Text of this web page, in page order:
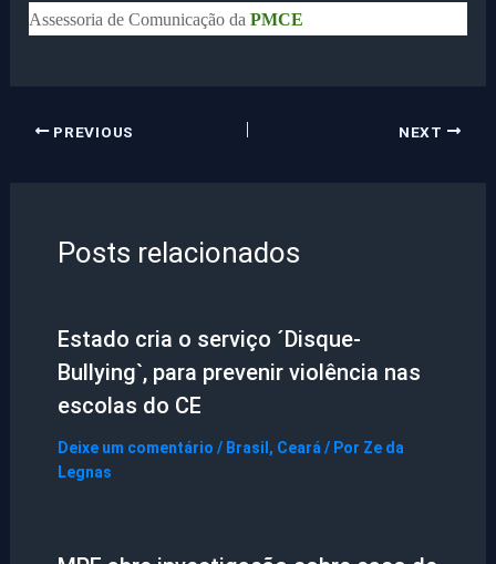
Assessoria de Comunicação da PMCE
PREVIOUS NEXT
Posts relacionados
Estado cria o serviço ´Disque-
Bullying`, para prevenir violência nas
escolas do CE
Deixe um comentário / Brasil , Ceará/ Por Ze da
Legnas